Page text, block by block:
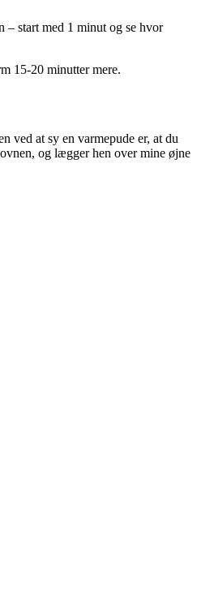
– start med 1 minut og se hvor
15-20 minutter mere.
ved at sy en varmepude er, at du
og lægger hen over mine øjne